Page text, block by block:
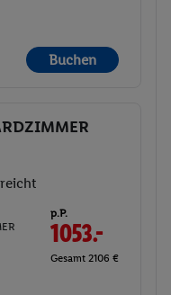
Buchen
anzeigen
p.P.
1053.-
Gesamt 2106 €